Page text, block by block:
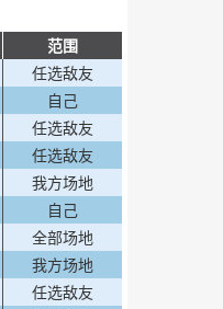
范围
任选敌友
自己
任选敌友
任选敌友
我方场地
自己
全部场地
我方场地
任选敌友